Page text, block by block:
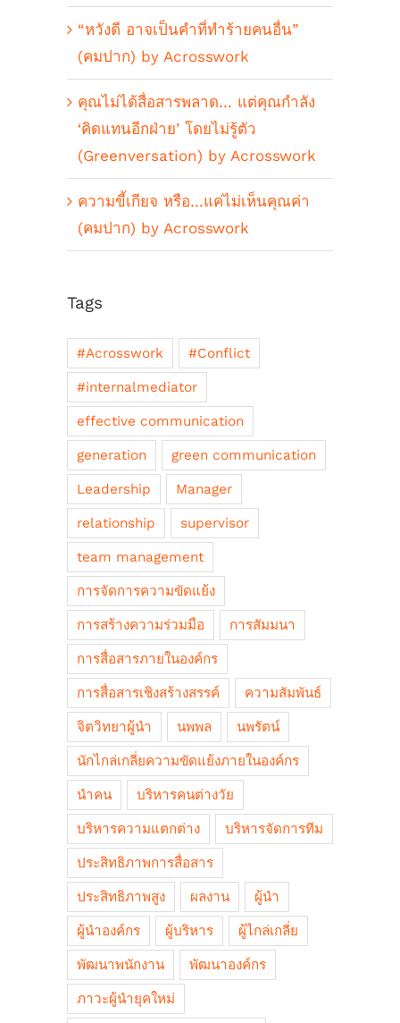
“หวังดี อาจเป็นคำที่ทำร้ายคนอื่น”
(คมปาก) by Acrosswork
คุณไม่ได้สื่อสารพลาด… แต่คุณกำลัง
‘คิดแทนอีกฝ่าย’ โดยไม่รู้ตัว
(Greenversation) by Acrosswork
ความขี้เกียจ หรือ…แค่ไม่เห็นคุณค่า
(คมปาก) by Acrosswork
Tags
#Acrosswork #Conflict
#internalmediator
effective communication
generation green communication
Leadership Manager
relationship supervisor
team management
การจัดการความขัดแย้ง
การสร้างความร่วมมือ การสัมมนา
การสื่อสารภายในองค์กร
การสื่อสารเชิงสร้างสรรค์ ความสัมพันธ์
จิตวิทยาผู้นำ นพพล นพรัตน์
นักไกล่เกลี่ยความขัดแย้งภายในองค์กร
นำคน บริหารคนต่างวัย
บริหารความแตกต่าง บริหารจัดการทีม
ประสิทธิภาพการสื่อสาร
ประสิทธิภาพสูง ผลงาน ผู้นำ
ผู้นำองค์กร ผู้บริหาร ผู้ไกล่เกลี่ย
พัฒนาพนักงาน พัฒนาองค์กร
ภาวะผู้นำยุคใหม่